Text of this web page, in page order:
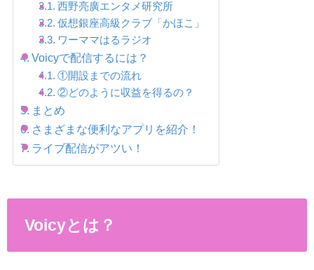
西野亮廣エンタメ研究所
仮想銀座高級クラブ「かほこ」
ワーママはるラジオ
Voicyで配信するには？
①開設までの流れ
②どのように収益を得るの？
まとめ
さまざまな便利なアプリを紹介！
ライブ配信がアツい！
Voicyとは？